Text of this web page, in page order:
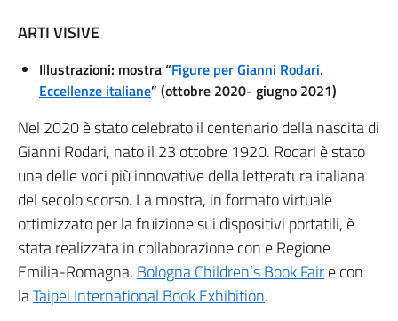
ARTI VISIVE
Illustrazioni: mostra “Figure per Gianni Rodari.
Eccellenze italiane” (ottobre 2020- giugno 2021)
Nel 2020 è stato celebrato il centenario della nascita di
Gianni Rodari, nato il 23 ottobre 1920. Rodari è stato
una delle voci più innovative della letteratura italiana
del secolo scorso. La mostra, in formato virtuale
ottimizzato per la fruizione sui dispositivi portatili, è
stata realizzata in collaborazione con e Regione
Emilia-Romagna, Bologna Children’s Book Faire con
laTaipei International Book Exhibition.